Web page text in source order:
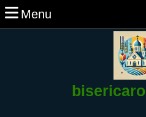
Ga
naar
Menu